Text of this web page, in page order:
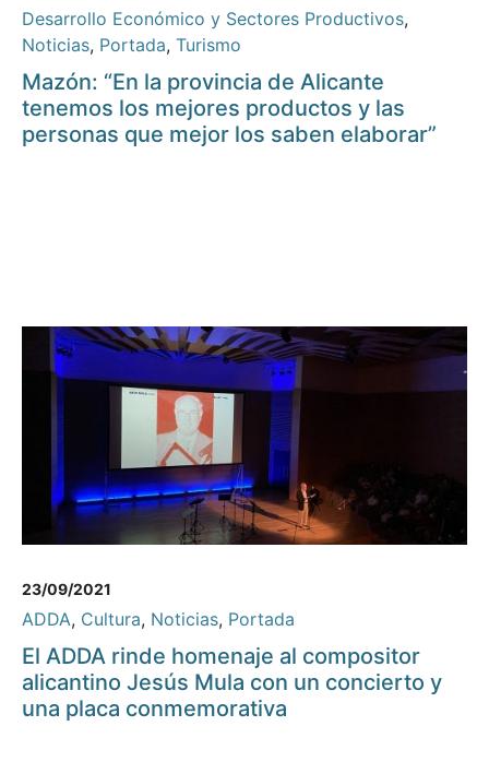
Desarrollo Económico y Sectores Productivos,
Noticias, Portada, Turismo
Mazón: “En la provincia de Alicante
tenemos los mejores productos y las
personas que mejor los saben elaborar”
23/09/2021
ADDA, Cultura, Noticias, Portada
El ADDA rinde homenaje al compositor
alicantino Jesús Mula con un concierto y
una placa conmemorativa